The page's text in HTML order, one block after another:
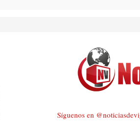
Síguenos en